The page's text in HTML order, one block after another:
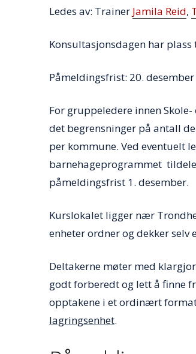
Ledes av: Trainer Jamila Reid,
Konsultasjonsdagen har
Påmeldingsfrist: 20. desember
For gruppeledere innen
det begrensninger på antall
per kommune. Ved eventuelt
barnehageprogrammet
påmeldingsfrist 1. desember.
Kurslokalet ligger nær
enheter ordner og dekker selv
Deltakerne møter med
godt forberedt og lett å finne
opptakene i et ordinært
lagringsenhet.